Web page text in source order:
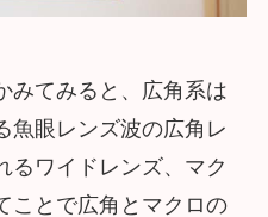
みてみると、広角系は
魚眼レンズ波の広角レ
るワイドレンズ、マク
ことで広角とマクロの